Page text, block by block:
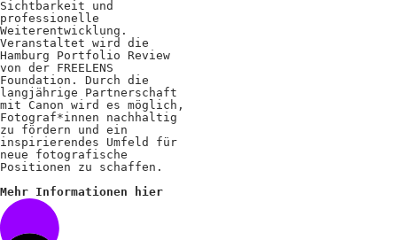
Showcases
Fakten für Politik und
Öffentlichkeit
Positionen
Verband
Fotograf*innen
Sichtbarkeit und
professionelle
Weiterentwicklung.
Veranstaltet wird die
Hamburg Portfolio Review
von der FREELENS
Foundation. Durch die
langjährige Partnerschaft
mit Canon wird es möglich,
Fotograf*innen nachhaltig
zu fördern und ein
inspirierendes Umfeld für
neue fotografische
Positionen zu schaffen.
Mehr Informationen hier